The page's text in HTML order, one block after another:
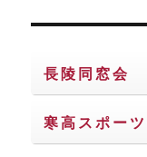
長陵同窓会
寒高スポー